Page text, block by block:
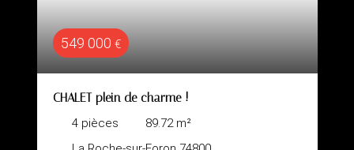
Maison mitoyenne 1 côté